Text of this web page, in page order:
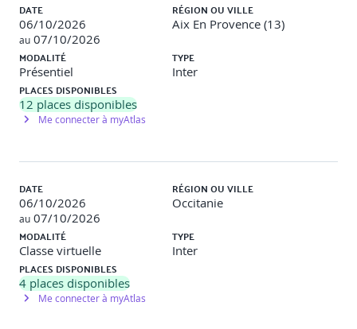
Enjeux humains, légaux, techniques et éthiques.
Présentation de cas concrets de situations de
handicap.
Travaux pratiques
Quiz interactif “accessibilité ou
ergonomie ?”Tour de table : perception initiale de
l’accessibilité. Brainstorming sur les enjeux métiers.
Compréhensible, Robuste).
RGAA : structure, articulation avec WCAG, 13
thématiques, critères, niveaux.
Obligations légales en France (décret 2019, loi 2005).
Dernières évolutions législatives (European
Accessibility Act et Norme EN 301 549).
Travaux pratiques Lecture commentée de critères WCAG /
RGAA. Étude de cas : analyse d’une déclaration
DATE
06/10/2026
au 07/10/2026
RÉGION OU VILLE
Aix En Provence (13)
MODALITÉ
Présentiel
TYPE
Inter
PLACES DISPONIBLES
12 places disponibles
Me connecter à myAtlas
DATE
06/10/2026
au 07/10/2026
RÉGION OU VILLE
Occitanie
MODALITÉ
Classe virtuelle
TYPE
Inter
PLACES DISPONIBLES
4 places disponibles
Me connecter à myAtlas